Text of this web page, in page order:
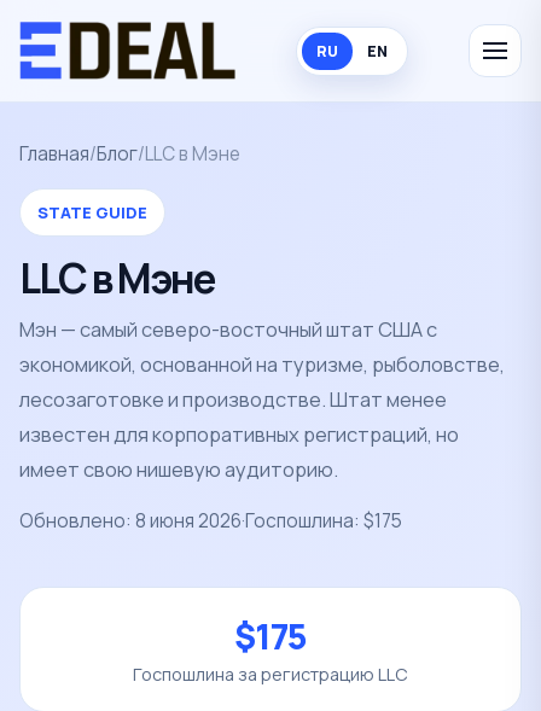
RU EN
Главная/Блог/LLC в Мэне
STATE GUIDE
LLC в Мэне
Мэн — самый северо-восточный штат США с
экономикой, основанной на туризме, рыболовстве,
лесозаготовке и производстве. Штат менее
известен для корпоративных регистраций, но
имеет свою нишевую аудиторию.
Обновлено: 8 июня 2026·Госпошлина: $175
$175
Госпошлина за регистрацию LLC